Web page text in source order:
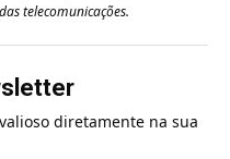
telecomunicações.
diretamente na sua